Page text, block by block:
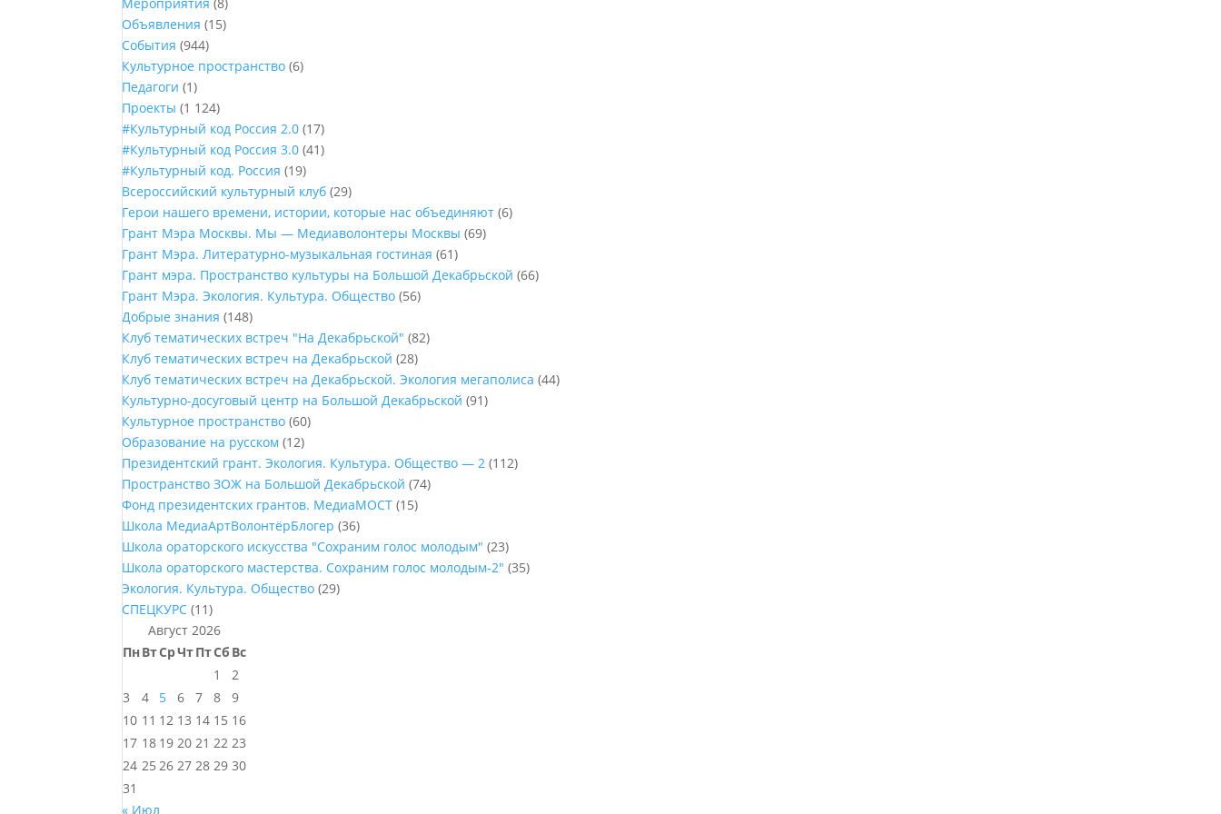
Объявления (15)
События (944)
Культурное пространство (6)
Педагоги (1)
Проекты (1 124)
#Культурный код Россия 2.0 (17)
#Культурный код Россия 3.0 (41)
#Культурный код. Россия (19)
Всероссийский культурный клуб (29)
Герои нашего времени, истории, которые нас объединяют (6)
Грант Мэра Москвы. Мы — Медиаволонтеры Москвы (69)
Грант Мэра. Литературно-музыкальная гостиная (61)
Грант мэра. Пространство культуры на Большой Декабрьской (66)
Грант Мэра. Экология. Культура. Общество (56)
Добрые знания (148)
Клуб тематических встреч "На Декабрьской" (82)
Клуб тематических встреч на Декабрьской (28)
Клуб тематических встреч на Декабрьской. Экология мегаполиса (44)
Культурно-досуговый центр на Большой Декабрьской (91)
Культурное пространство (60)
Образование на русском (12)
Президентский грант. Экология. Культура. Общество — 2 (112)
Пространство ЗОЖ на Большой Декабрьской (74)
Фонд президентских грантов. МедиаМОСТ (15)
Школа МедиаАртВолонтёрБлогер (36)
Школа ораторского искусства "Сохраним голос молодым" (23)
Школа ораторского мастерства. Сохраним голос молодым-2" (35)
Экология. Культура. Общество (29)
СПЕЦКУРС (11)
Август 2026
ПнВтСрЧтПтСб Вс
1
2
3
4 5 6 7 8
9
10 11 12 13 14 15 16
17 18 19 20 21 22 23
24 25 26 27 28 29 30
31
« Июл